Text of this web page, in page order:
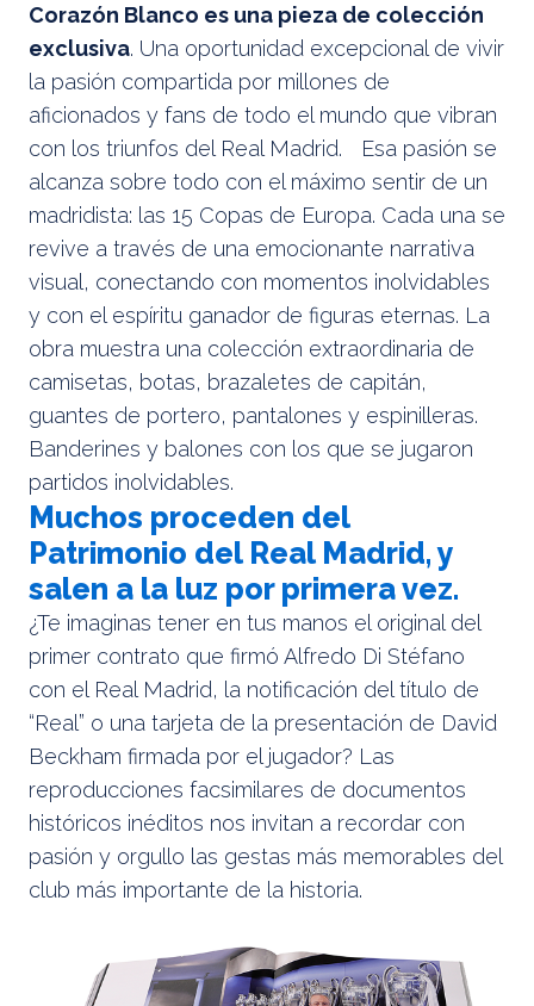
Corazón Blanco es una pieza de colección
exclusiva. Una oportunidad excepcional de vivir
la pasión compartida por millones de
aficionados y fans de todo el mundo que vibran
con los triunfos del Real Madrid. Esa pasión se
alcanza sobre todo con el máximo sentir de un
madridista: las 15 Copas de Europa. Cada una se
revive a través de una emocionante narrativa
visual, conectando con momentos inolvidables
y con el espíritu ganador de figuras eternas. La
obra muestra una colección extraordinaria de
camisetas, botas, brazaletes de capitán,
guantes de portero, pantalones y espinilleras.
Banderines y balones con los que se jugaron
partidos inolvidables.
Muchos proceden del
Patrimonio del Real Madrid, y
salen a la luz por primera vez.
¿Te imaginas tener en tus manos el original del
primer contrato que firmó Alfredo Di Stéfano
con el Real Madrid, la notificación del título de
“Real” o una tarjeta de la presentación de David
Beckham firmada por el jugador? Las
reproducciones facsimilares de documentos
históricos inéditos nos invitan a recordar con
pasión y orgullo las gestas más memorables del
club más importante de la historia.